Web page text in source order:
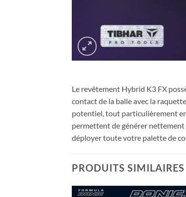
Le revêtement Hybrid K3 FX
contact de la balle avec la
potentiel, tout particulièrement
permettent de générer nettement
déployer toute votre palette de
PRODUITS SIMILAIRES